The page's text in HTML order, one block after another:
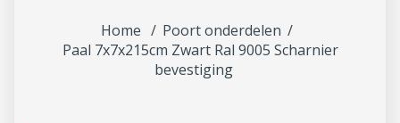
Home
Poort onderdelen
Paal 7x7x215cm Zwart Ral 9005 Scharnier
bevestiging